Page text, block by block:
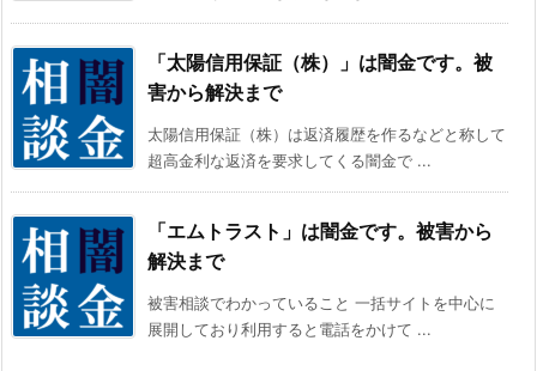
「太陽信用保証（株）」は闇金です。被
害から解決まで
太陽信用保証（株）は返済履歴を作るなどと称して
超高金利な返済を要求してくる闇金で ...
「エムトラスト」は闇金です。被害から
解決まで
被害相談でわかっていること 一括サイトを中心に
展開しており利用すると電話をかけて ...